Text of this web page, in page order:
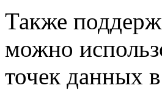
Также
можно
точек данных